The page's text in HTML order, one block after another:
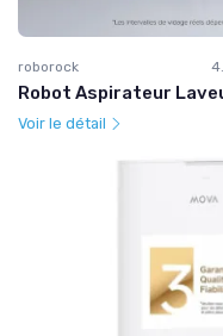
roborock
Robot Aspirateur
Voir le détail